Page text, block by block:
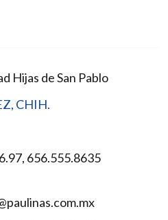
Hijas de San Pablo
CHIH.
656.555.8635